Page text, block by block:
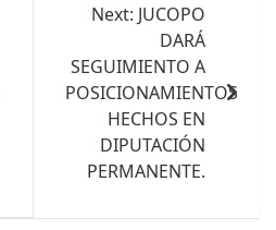
Next: JUCOPO
DARÁ
SEGUIMIENTO A
POSICIONAMIENTOS
HECHOS EN
DIPUTACIÓN
PERMANENTE.